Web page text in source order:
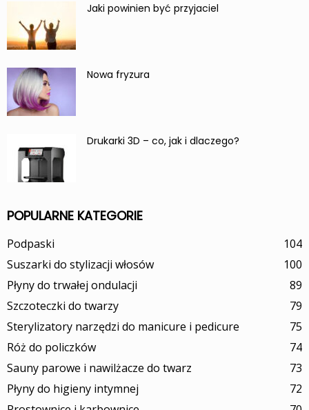
Jaki powinien być przyjaciel
Nowa fryzura
Drukarki 3D – co, jak i dlaczego?
POPULARNE KATEGORIE
Podpaski
104
Suszarki do stylizacji włosów
100
Płyny do trwałej ondulacji
89
Szczoteczki do twarzy
79
Sterylizatory narzędzi do manicure i pedicure
75
Róż do policzków
74
Sauny parowe i nawilżacze do twarz
73
Płyny do higieny intymnej
72